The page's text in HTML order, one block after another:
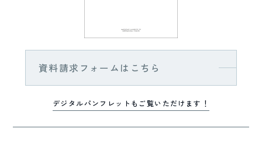
資料請求フォームはこちら
デジタルパンフレットもご覧いただけます！